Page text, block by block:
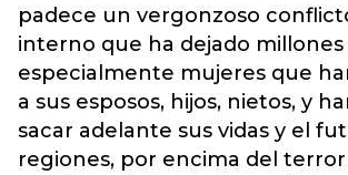
padece un vergonzoso
interno que ha dejado millones
especialmente mujeres que
a sus esposos, hijos, nietos, y
sacar adelante sus vidas y el
regiones, por encima del